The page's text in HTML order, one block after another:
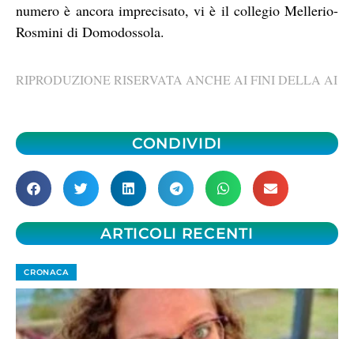
numero è ancora imprecisato, vi è il collegio Mellerio-
Rosmini di Domodossola.
RIPRODUZIONE RISERVATA ANCHE AI FINI DELLA AI
CONDIVIDI
ARTICOLI RECENTI
CRONACA